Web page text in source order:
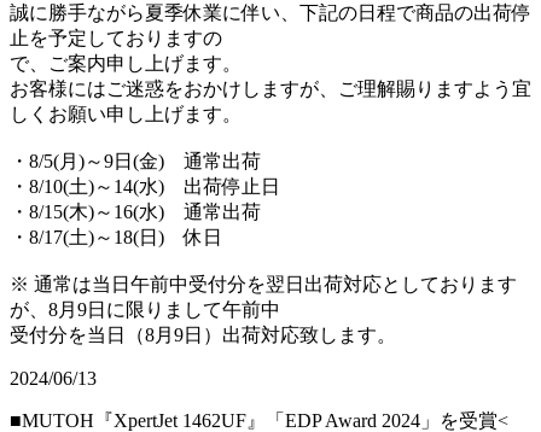
誠に勝手ながら夏季休業に伴い、下記の日程で商品の出荷停
止を予定しておりますの
で、ご案内申し上げます。
お客様にはご迷惑をおかけしますが、ご理解賜りますよう宜
しくお願い申し上げます。
・8/5(月)～9日(金) 通常出荷
・8/10(土)～14(水) 出荷停止日
・8/15(木)～16(水) 通常出荷
・8/17(土)～18(日) 休日
※ 通常は当日午前中受付分を翌日出荷対応としております
が、8月9日に限りまして午前中
受付分を当日（8月9日）出荷対応致します。
2024/06/13
■MUTOH『XpertJet 1462UF』「EDP Award 2024」を受賞<